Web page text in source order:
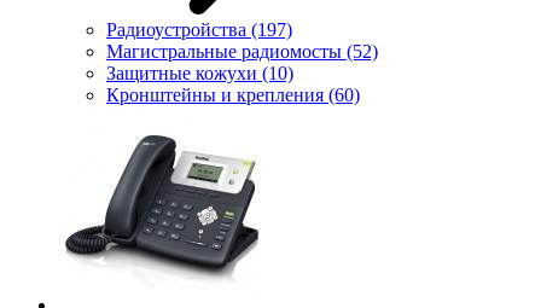
Радиоустройства (197)
Магистральные радиомосты (52)
Защитные кожухи (10)
Кронштейны и крепления (60)